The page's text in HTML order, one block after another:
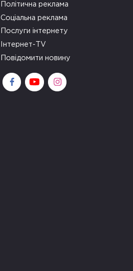
Політична реклама
Соціальна реклама
Послуги інтернету
Інтернет-TV
Повідомити новину